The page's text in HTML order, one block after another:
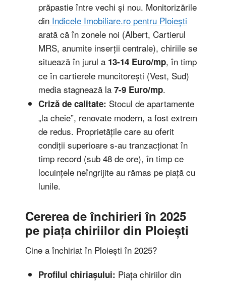
prăpastie între vechi și nou. Monitorizările
dinIndicele Imobiliare.ro pentru Ploiești
arată că în zonele noi (Albert, Cartierul
MRS, anumite inserții centrale), chiriile se
situează în jurul a 13-14 Euro/mp, în timp
ce în cartierele muncitorești (Vest, Sud)
media stagnează la 7-9 Euro/mp.
Criză de calitate: Stocul de apartamente
„la cheie”, renovate modern, a fost extrem
de redus. Proprietățile care au oferit
condiții superioare s-au tranzacționat în
timp record (sub 48 de ore), în timp ce
locuințele neîngrijite au rămas pe piață cu
lunile.
Cererea de închirieri în 2025
pe piața chiriilor din Ploiești
Cine a închiriat în Ploiești în 2025?
Profilul chiriașului: Piața chiriilor din